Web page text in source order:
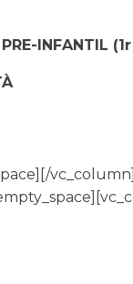
INFANTIL (1r